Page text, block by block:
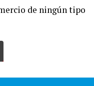
de ningún tipo